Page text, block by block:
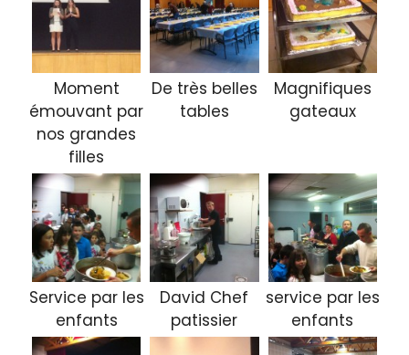
Moment
émouvant par
nos grandes
filles
De très belles
tables
Magnifiques
gateaux
Service par les
enfants
David Chef
patissier
service par les
enfants